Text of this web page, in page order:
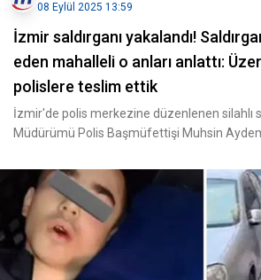
08 Eylül 2025 13:59
İzmir saldırganı yakalandı!
eden mahalleli o anları anlattı:
polislere teslim ettik
İzmir'de polis merkezine düzenlenen silahlı
Müdürümü Polis Başmüfettişi Muhsin